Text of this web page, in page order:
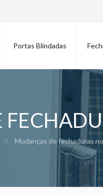
Portas Blindadas
Mudanças de fechaduras